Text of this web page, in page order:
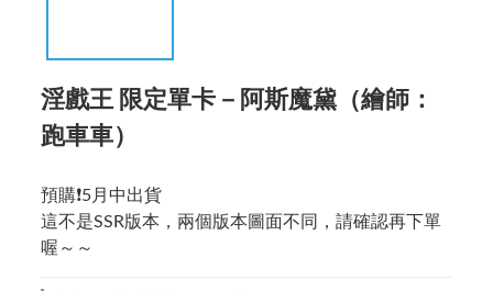
淫戲王 限定單卡－阿斯魔黛（繪師：
跑車車）
預購❗5月中出貨
這不是SSR版本，兩個版本圖面不同，請確認再下單
喔～～